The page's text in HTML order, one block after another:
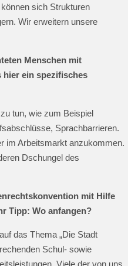
sich Strukturen
Wir erweitern unsere
Menschen mit
hier ein spezifisches
tun, wie zum Beispiel
Sprachbarrieren.
im Arbeitsmarkt anzukommen.
Dschungel des
mit Hilfe
Tipp: Wo anfangen?
das Thema „Die Stadt
Schul- sowie
Viele der von uns